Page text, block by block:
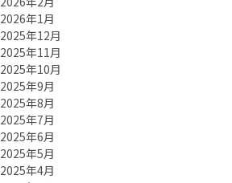
2026年1月
2025年12月
2025年11月
2025年10月
2025年9月
2025年8月
2025年7月
2025年6月
2025年5月
2025年4月